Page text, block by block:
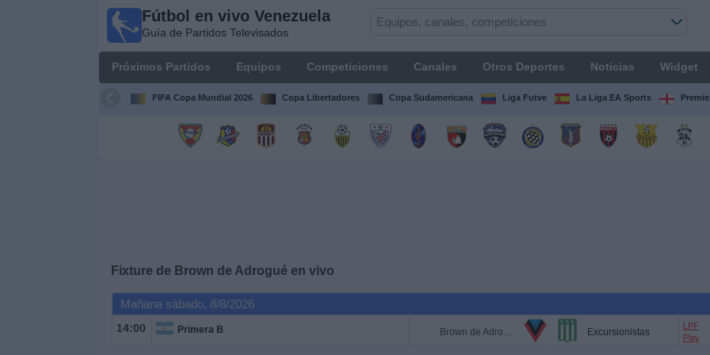
Fútbol en vivo Venezuela
Guía de Partidos Televisados
Próximos Partidos Equipos Competiciones Canales Otros Deportes Noticias Widget
FIFA Copa Mundial 2026 Copa Libertadores Copa Sudamericana Liga Futve La Liga EA Sports
Fixture de Brown de Adrogué en vivo
Mañana sábado, 8/8/2026
14:00 Primera B Brown de Adrogué Excursionistas
LPF
Play
Fútbol en
Venezuela